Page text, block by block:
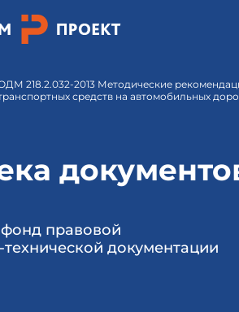
218.2.032-2013 Методические
средств на автомобильных
правовой
документации